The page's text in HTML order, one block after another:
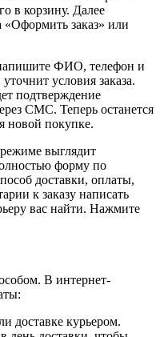
в корзину. Далее
заказ» или
ФИО, телефон и
условия заказа.
подтверждение
СМС. Теперь останется
новой покупке.
выглядит
форму по
доставки, оплаты,
к заказу написать
вас найти. Нажмите
В интернет-
доставке курьером.